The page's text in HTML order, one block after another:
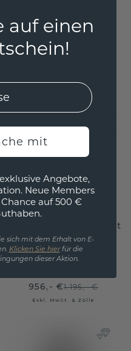
2.852,- €3.565,- €
Exkl. MwSt. & Zölle
Pinky Ring Abel 1 light
Weißgold
956,- €1.195,- €
Exkl. MwSt. & Zölle
auf einen
mit
Angebote,
Neue Members
auf 500 €
sich mit dem Erhalt von E-
Klicken Sie hierfür die
dieser Aktion.